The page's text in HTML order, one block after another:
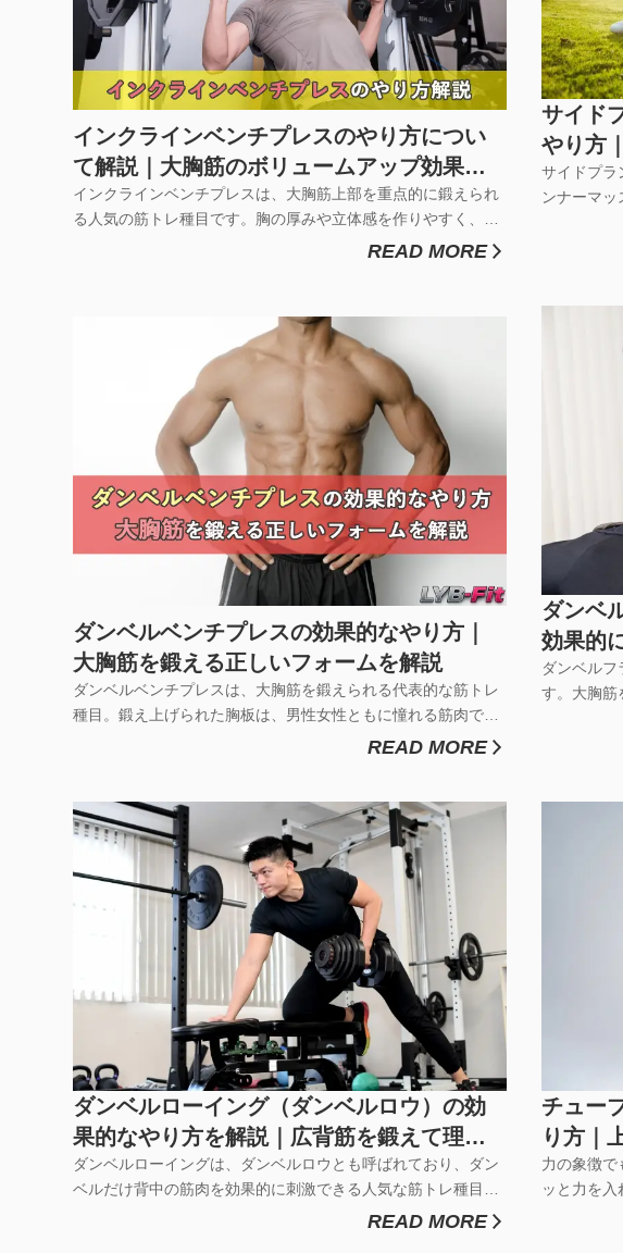
インクラインベンチプレスのやり方につい
て解説｜大胸筋のボリュームアップ効果に
最適
インクラインベンチプレスは、大胸筋上部を重点的に鍛えられ
る人気の筋トレ種目です。胸の厚みや立体感を作りやすく、通
常のベンチプレスでは刺激しにくい部位にも負荷をかけられま
READ MORE
サイド
やり方
するた
サイドプラ
ンナーマッ
す。筋ト
ダンベルベンチプレスの効果的なやり方｜
大胸筋を鍛える正しいフォームを解説
ダンベルベンチプレスは、大胸筋を鍛えられる代表的な筋トレ
種目。鍛え上げられた胸板は、男性女性ともに憧れる筋肉です
よね。そこで今回は、大胸筋を鍛えて理想のボディを作り上げ
て、大胸筋に効かせやす...
READ MORE
ダンベ
効果的
｜LYB-
ダンベル
す。大胸筋
ッチさせ
ダンベルローイング（ダンベルロウ）の効
果的なやり方を解説｜広背筋を鍛えて理想
のボディへ
ダンベルローイングは、ダンベルロウとも呼ばれており、ダン
ベルだけ背中の筋肉を効果的に刺激できる人気な筋トレ種目で
す。マシンを使わないシンプルな動きのトレーニングなので、
READ MORE
チュー
り方｜
ニング
力の象徴で
ッと力を
りますよ